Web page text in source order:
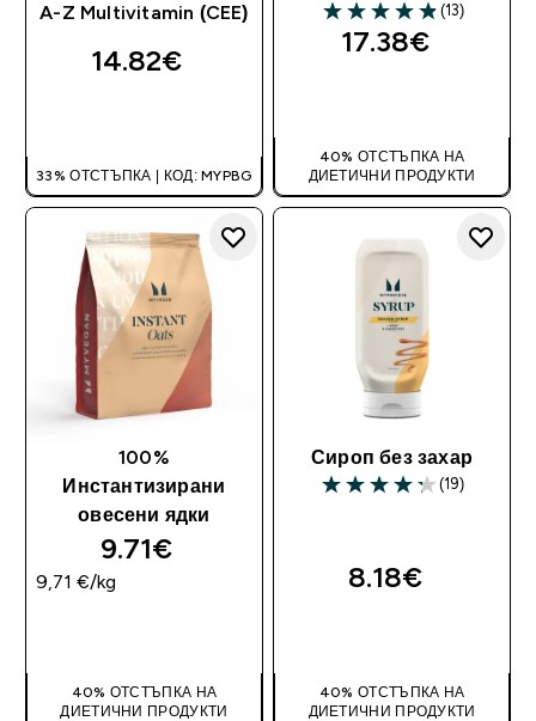
A-Z Multivitamin (CEE)
14.82€‎
33% ОТСТЪПКА | КОД: MYPBG
4.85 out of 5 stars
(13)
17.38€‎
40% ОТСТЪПКА НА
ДИЕТИЧНИ ПРОДУКТИ
100%
Инстантизирани
овесени ядки
9.71€‎
9,71 €‎/kg
40% ОТСТЪПКА НА
ДИЕТИЧНИ ПРОДУКТИ
Сироп без захар
4.26 out of 5 stars
(19)
8.18€‎
40% ОТСТЪПКА НА
ДИЕТИЧНИ ПРОДУКТИ